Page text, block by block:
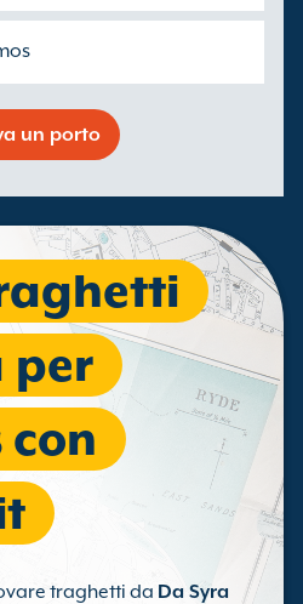
un porto
per
con
traghetti da Da Syra